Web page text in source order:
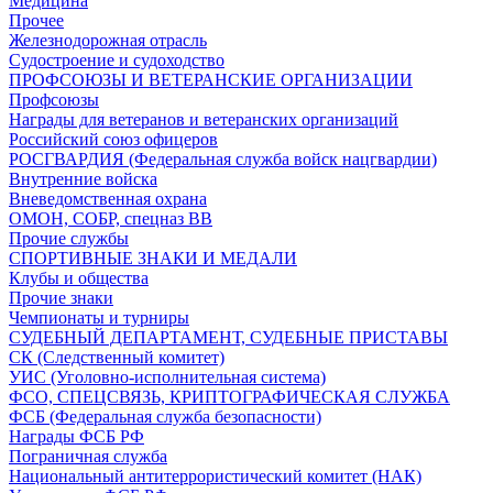
Прочее
Железнодорожная отрасль
Судостроение и судоходство
ПРОФСОЮЗЫ И ВЕТЕРАНСКИЕ ОРГАНИЗАЦИИ
Профсоюзы
Награды для ветеранов и ветеранских организаций
Российский союз офицеров
РОСГВАРДИЯ (Федеральная служба войск нацгвардии)
Внутренние войска
Вневедомственная охрана
ОМОН, СОБР, спецназ ВВ
Прочие службы
СПОРТИВНЫЕ ЗНАКИ И МЕДАЛИ
Клубы и общества
Прочие знаки
Чемпионаты и турниры
СУДЕБНЫЙ ДЕПАРТАМЕНТ, СУДЕБНЫЕ ПРИСТАВЫ
СК (Следственный комитет)
УИС (Уголовно-исполнительная система)
ФСО, СПЕЦСВЯЗЬ, КРИПТОГРАФИЧЕСКАЯ СЛУЖБА
ФСБ (Федеральная служба безопасности)
Награды ФСБ РФ
Пограничная служба
Национальный антитеррористический комитет (НАК)